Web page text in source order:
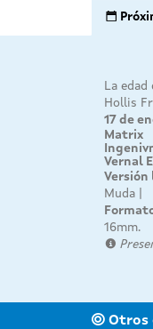
La
Hollis
17 de
Matrix
Vernal
Muda
16mm.
Otros